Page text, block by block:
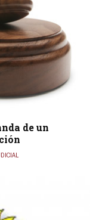
de un